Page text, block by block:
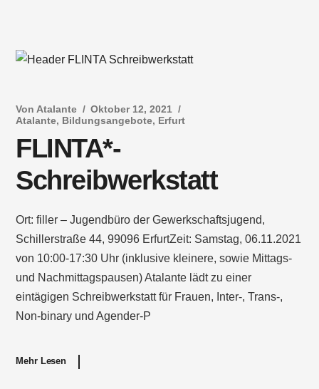
Von Atalante
Oktober 12, 2021
Atalante, Bildungsangebote, Erfurt
FLINTA*-
Schreibwerkstatt
Ort: filler – Jugendbüro der Gewerkschaftsjugend,
Schillerstraße 44, 99096 ErfurtZeit: Samstag, 06.11.2021
von 10:00-17:30 Uhr (inklusive kleinere, sowie Mittags-
und Nachmittagspausen) Atalante lädt zu einer
eintägigen Schreibwerkstatt für Frauen, Inter-, Trans-,
Non-binary und Agender-P
Mehr Lesen